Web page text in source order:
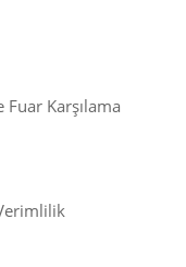
Karşılama